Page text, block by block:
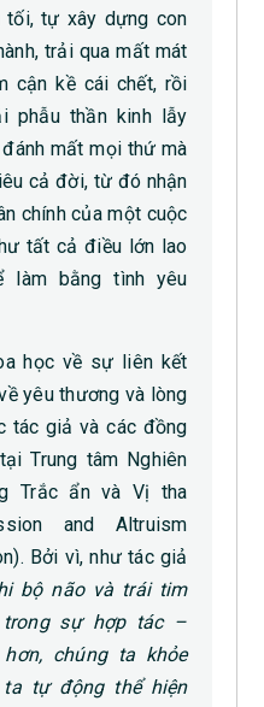
tối, tự xây dựng con
trải qua mất mát
cận kề cái chết, rồi
phẫu thần kinh lẫy
mất mọi thứ mà
cả đời, từ đó nhận
chính của một cuộc
tất cả điều lớn lao
làm bằng tình yêu
học về sự liên kết
yêu thương và lòng
tác giả và các đồng
Trung tâm Nghiên
Trắc ẩn và Vị tha
and Altruism
Bởi vì, như tác giả
bộ não và trái tim
sự hợp tác –
chúng ta khỏe
tự động thể hiện